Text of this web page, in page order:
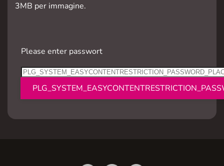
3MB per immagine.
Please enter passwort